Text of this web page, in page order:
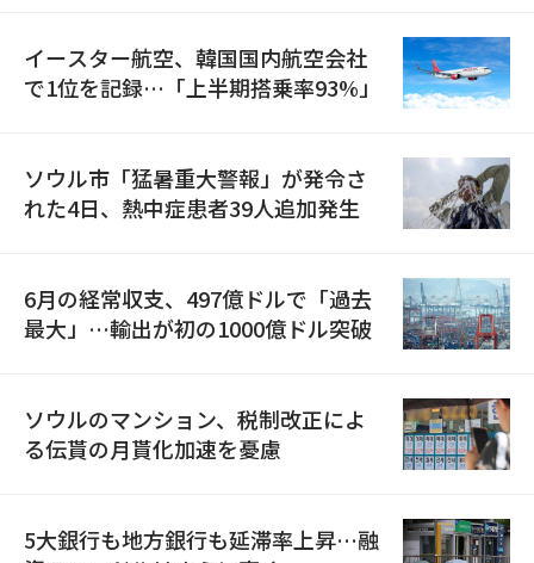
イースター航空、韓国国内航空会社
で1位を記録…「上半期搭乗率93%」
ソウル市「猛暑重大警報」が発令さ
れた4日、熱中症患者39人追加発生
6月の経常収支、497億ドルで「過去
最大」…輸出が初の1000億ドル突破
ソウルのマンション、税制改正によ
る伝貰の月貰化加速を憂慮
5大銀行も地方銀行も延滞率上昇…融